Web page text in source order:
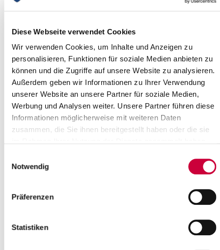
Diese Webseite verwendet Cookies
Wir verwenden Cookies, um Inhalte und Anzeigen zu
personalisieren, Funktionen für soziale Medien anbieten zu
können und die Zugriffe auf unsere Website zu analysieren.
Außerdem geben wir Informationen zu Ihrer Verwendung
unserer Website an unsere Partner für soziale Medien,
Werbung und Analysen weiter. Unsere Partner führen diese
Informationen möglicherweise mit weiteren Daten
zusammen, die Sie ihnen bereitgestellt haben oder die sie
Notwendig
Präferenzen
Statistiken
Time:
St.-Jakobi-Kirche, Viertkoppel 13 ,Itzehoe
Category:
Veranstaltung , Gottesdienste , Kirche
Long description
Alle sind herzlich eingeladen, mit uns Gottesdienst zu feiern
Source
Ev.-Luth. Kirchengemeinde St. Jakobi-Itzehoe
E-Mail:st.jakobi[at]kk-rm.de
Back to selection
+